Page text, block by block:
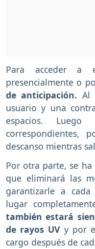
Para acceder a
presencialmente o
de anticipación. Al
usuario y una
espacios.
correspondientes,
descanso mientras
Por otra parte, se
que eliminará las
garantizarle a
lugar
también estará
de rayos UV y por
cargo después de